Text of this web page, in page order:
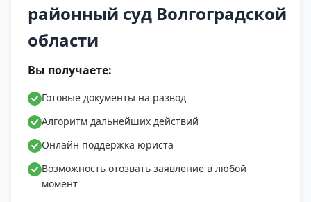
районный суд Волгоградской
области
Вы получаете:
Готовые документы на развод
Алгоритм дальнейших действий
Онлайн поддержка юриста
Возможность отозвать заявление в любой
момент